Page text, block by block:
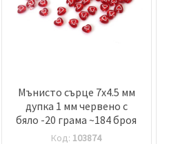
Мънисто сърце 7x4.5 мм
дупка 1 мм червено с
бяло -20 грама ~184 броя
Код: 103874